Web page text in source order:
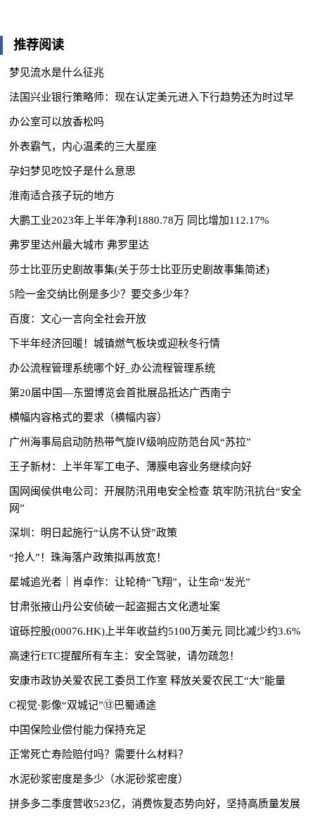
推荐阅读
梦见流水是什么征兆
法国兴业银行策略师：现在认定美元进入下行趋势还为时过早
办公室可以放香松吗
外表霸气，内心温柔的三大星座
孕妇梦见吃饺子是什么意思
淮南适合孩子玩的地方
大鹏工业2023年上半年净利1880.78万 同比增加112.17%
弗罗里达州最大城市 弗罗里达
莎士比亚历史剧故事集(关于莎士比亚历史剧故事集简述)
5险一金交纳比例是多少？要交多少年？
百度：文心一言向全社会开放
下半年经济回暖！城镇燃气板块或迎秋冬行情
办公流程管理系统哪个好_办公流程管理系统
第20届中国—东盟博览会首批展品抵达广西南宁
横幅内容格式的要求（横幅内容）
广州海事局启动防热带气旋Ⅳ级响应防范台风“苏拉”
王子新材：上半年军工电子、薄膜电容业务继续向好
国网闽侯供电公司：开展防汛用电安全检查 筑牢防汛抗台“安全
网”
深圳：明日起施行“认房不认贷”政策
“抢人”！珠海落户政策拟再放宽！
星城追光者｜肖卓作：让轮椅“飞翔”，让生命“发光”
甘肃张掖山丹公安侦破一起盗掘古文化遗址案
谊砾控股(00076.HK)上半年收益约5100万美元 同比减少约3.6%
高速行ETC提醒所有车主：安全驾驶，请勿疏忽！
安康市政协关爱农民工委员工作室 释放关爱农民工“大”能量
C视觉·影像“双城记”⑬巴蜀通途
中国保险业偿付能力保持充足
正常死亡寿险赔付吗？需要什么材料？
水泥砂浆密度是多少（水泥砂浆密度）
拼多多二季度营收523亿，消费恢复态势向好，坚持高质量发展